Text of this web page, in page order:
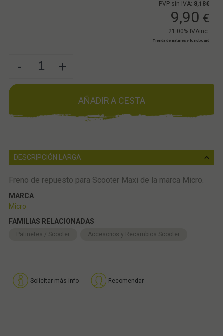
PVP sin IVA: 8,18€
9,90 €
21.00% IVAinc.
Tienda de patines y longboard
- +
AÑADIR A CESTA
DESCRIPCIÓN LARGA
Freno de repuesto para Scooter Maxi de la marca Micro.
MARCA
Micro
FAMILIAS RELACIONADAS
Patinetes / Scooter Accesorios y Recambios Scooter
Solicitar más info Recomendar